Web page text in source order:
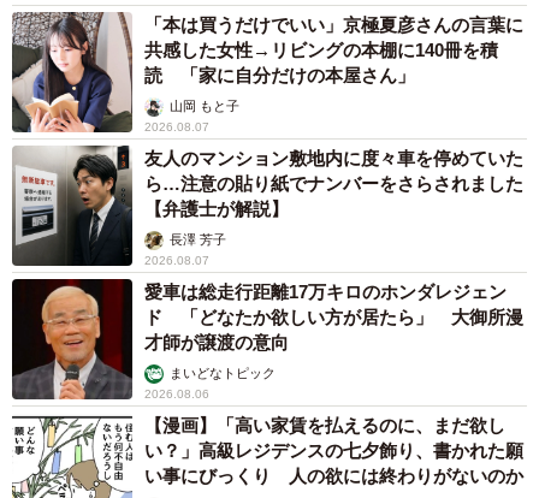
「本は買うだけでいい」京極夏彦さんの言葉に
共感した女性→リビングの本棚に140冊を積
読 「家に自分だけの本屋さん」
山岡 もと子
2026.08.07
友人のマンション敷地内に度々車を停めていた
ら…注意の貼り紙でナンバーをさらされました
【弁護士が解説】
長澤 芳子
2026.08.07
愛車は総走行距離17万キロのホンダレジェン
ド 「どなたか欲しい方が居たら」 大御所漫
才師が譲渡の意向
まいどなトピック
2026.08.06
【漫画】「高い家賃を払えるのに、まだ欲し
い？」高級レジデンスの七夕飾り、書かれた願
い事にびっくり 人の欲には終わりがないのか